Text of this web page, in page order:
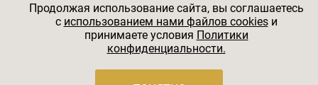
© 2026
АО «БКМ», ОГРН 1027739494584, ИНН 7705056238,
127018, Москва, ул. Полковая, д. 3, стр. 4, помещение I,
Продолжая использование сайта, вы соглашаетесь
c использованием нами файлов cookiesи
принимаете условия Политики
конфиденциальности.